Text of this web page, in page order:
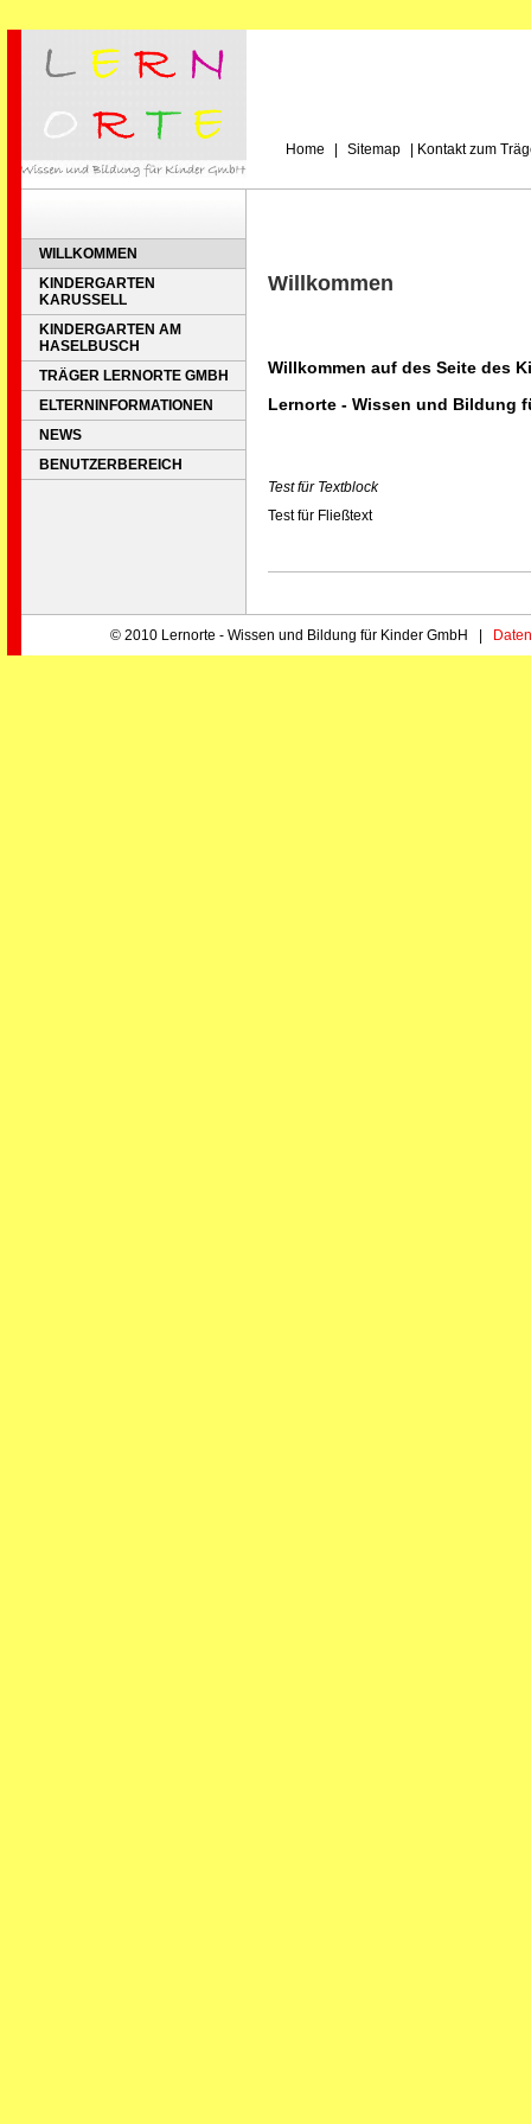
Home Sitemap Kontakt zum
WILLKOMMEN
KINDERGARTEN
KARUSSELL
KINDERGARTEN AM
HASELBUSCH
TRÄGER LERNORTE GMBH
ELTERNINFORMATIONEN
NEWS
BENUTZERBEREICH
Willkommen
Willkommen auf des Seite des
Lernorte - Wissen und Bildung
Test für Textblock
Test für Fließtext
© 2010 Lernorte - Wissen und Bildung für Kinder GmbH |